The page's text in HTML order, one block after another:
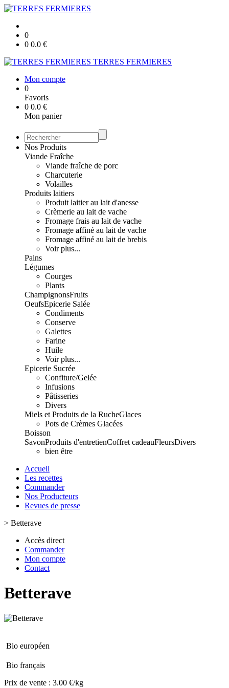
0
0 0.0 €
TERRES FERMIERES
Mon compte
0
Favoris
0 0.0 €
Mon panier
Nos Produits
Viande Fraîche
Viande fraîche de porc
Charcuterie
Volailles
Produits laitiers
Produit laitier au lait d'anesse
Crèmerie au lait de vache
Fromage frais au lait de vache
Fromage affiné au lait de vache
Fromage affiné au lait de brebis
Voir plus...
Pains
Légumes
Courges
Plants
ChampignonsFruits
OeufsEpicerie Salée
Condiments
Conserve
Galettes
Farine
Huile
Voir plus...
Epicerie Sucrée
Confiture/Gelée
Infusions
Pâtisseries
Divers
Miels et Produits de la RucheGlaces
Pots de Crèmes Glacées
Boisson
SavonProduits d'entretienCoffret cadeauFleursDivers
bien être
Accueil
Les recettes
Commander
Nos Producteurs
Revues de presse
> Betterave
Accès direct
Commander
Mon compte
Contact
Betterave
Bio européen
Bio français
Prix de vente : 3.00 €/kg